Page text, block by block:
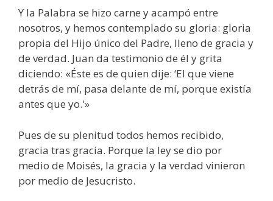
Y la Palabra se hizo carne y acampó entre
nosotros, y hemos contemplado su gloria: gloria
propia del Hijo único del Padre, lleno de gracia y
de verdad. Juan da testimonio de él y grita
diciendo: «Éste es de quien dije: ‘El que viene
detrás de mí, pasa delante de mí, porque existía
antes que yo.'»
Pues de su plenitud todos hemos recibido,
gracia tras gracia. Porque la ley se dio por
medio de Moisés, la gracia y la verdad vinieron
por medio de Jesucristo.